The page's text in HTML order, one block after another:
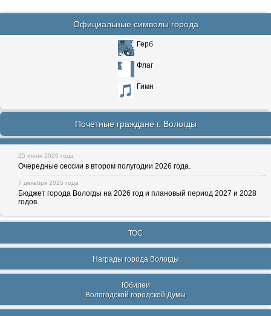
Официальные символы города
Герб
Флаг
Гимн
Почетные граждане г. Вологды
25 июня 2026 года
Очередные сессии в втором полугодии 2026 года.
7 декабря 2025 года
Бюджет города Вологды на 2026 год и плановый период 2027 и 2028
годов.
ТОС
Награды города Вологды
Юбилеи
Вологодской городской Думы